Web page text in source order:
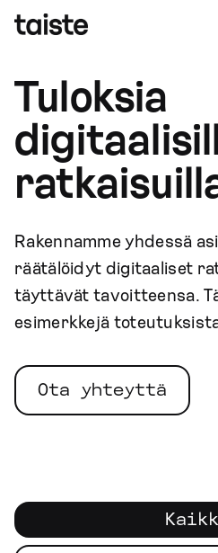
Tuloksia
Rakennamme yhdessä
räätälöidyt digitaaliset
täyttävät tavoitteensa.
esimerkkejä
Ota yhteyttä